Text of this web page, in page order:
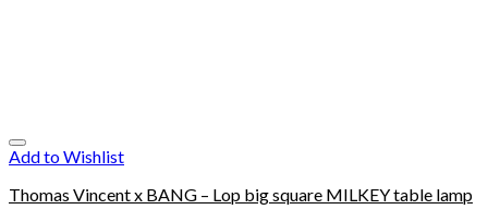
Add to Wishlist
Thomas Vincent x BANG – Lop big square MILKEY table lamp